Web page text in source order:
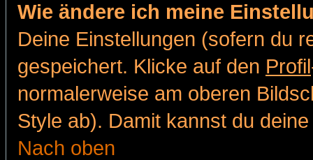
Wie ändere ich meine
Deine Einstellungen (sofern du
gespeichert. Klicke auf den Profil
normalerweise am oberen
Style ab). Damit kannst du
Nach oben